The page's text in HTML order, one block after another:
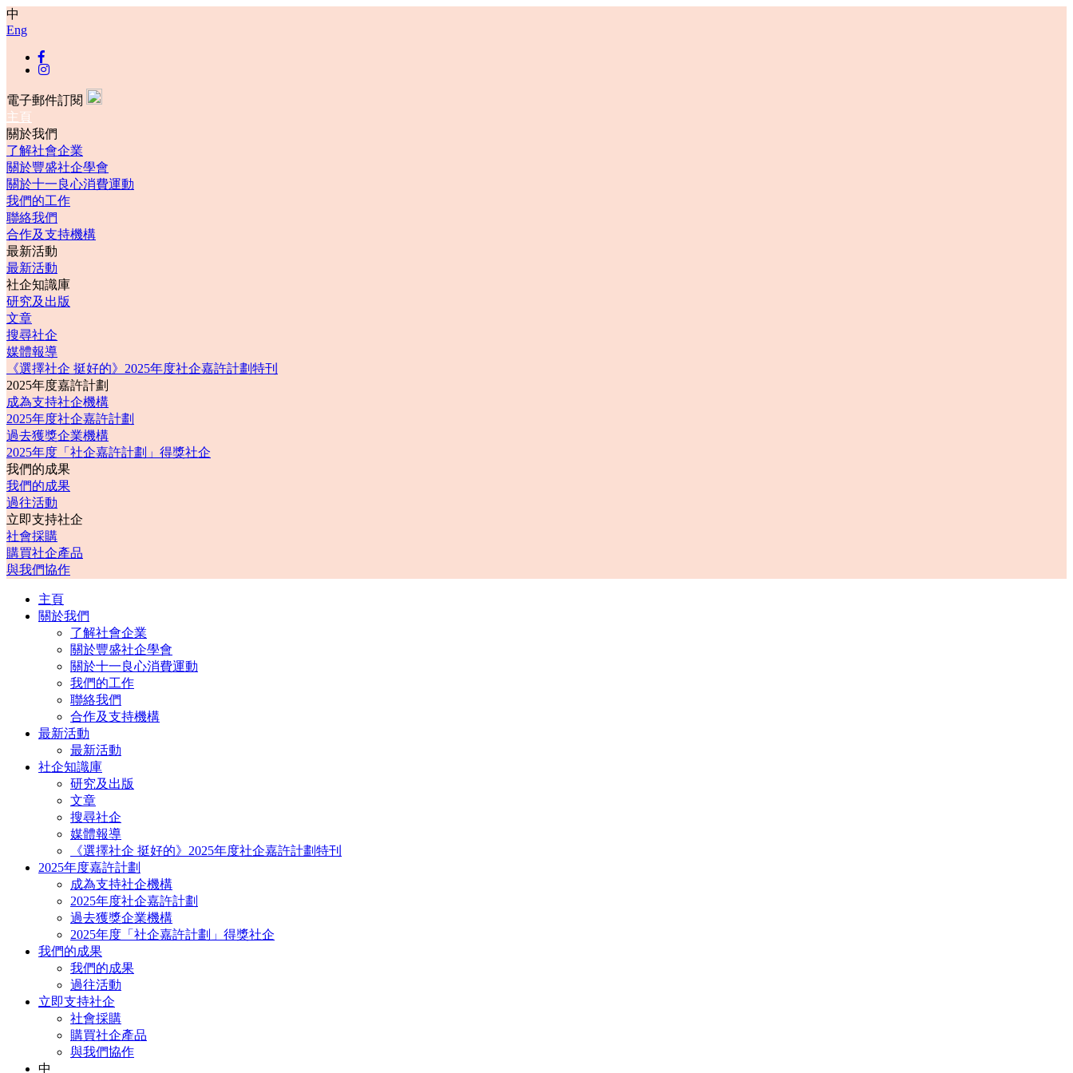
中
Eng
電子郵件訂閱
主頁
關於我們
了解社會企業
關於豐盛社企學會
關於十一良心消費運動
我們的工作
聯絡我們
合作及支持機構
最新活動
最新活動
社企知識庫
研究及出版
文章
搜尋社企
媒體報導
《選擇社企 挺好的》2025年度社企嘉許計劃特刊
2025年度嘉許計劃
成為支持社企機構
2025年度社企嘉許計劃
過去獲獎企業機構
2025年度「社企嘉許計劃」得獎社企
我們的成果
我們的成果
過往活動
立即支持社企
社會採購
購買社企產品
與我們協作
主頁
關於我們
了解社會企業
關於豐盛社企學會
關於十一良心消費運動
我們的工作
聯絡我們
合作及支持機構
最新活動
最新活動
社企知識庫
研究及出版
文章
搜尋社企
媒體報導
《選擇社企 挺好的》2025年度社企嘉許計劃特刊
2025年度嘉許計劃
成為支持社企機構
2025年度社企嘉許計劃
過去獲獎企業機構
2025年度「社企嘉許計劃」得獎社企
我們的成果
我們的成果
過往活動
立即支持社企
社會採購
購買社企產品
與我們協作
中